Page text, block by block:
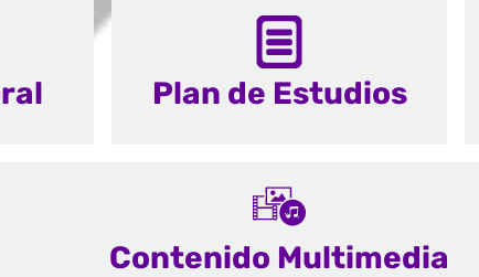
Plan de Estudios
Contenido Multimedia